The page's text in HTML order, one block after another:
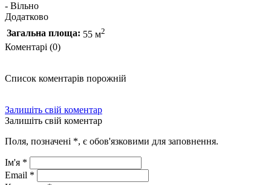
- Вільно
Додатково
Загальна площа: 55 м2
Коментарі (0)
Список коментарів порожній
Залишіть свій коментар
Залишіть свій коментар
Поля, позначені *, є обов'язковими для заповнення.
Ім'я *
Email *